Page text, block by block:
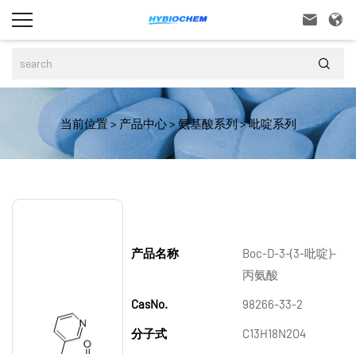
 

当前位置> 产品中心>氨基酸系列>吡啶系列
产品名称
Boc-D-3-(3-吡啶)-
丙氨酸
CasNo. 98266-33-2
分子式 C13H18N2O4